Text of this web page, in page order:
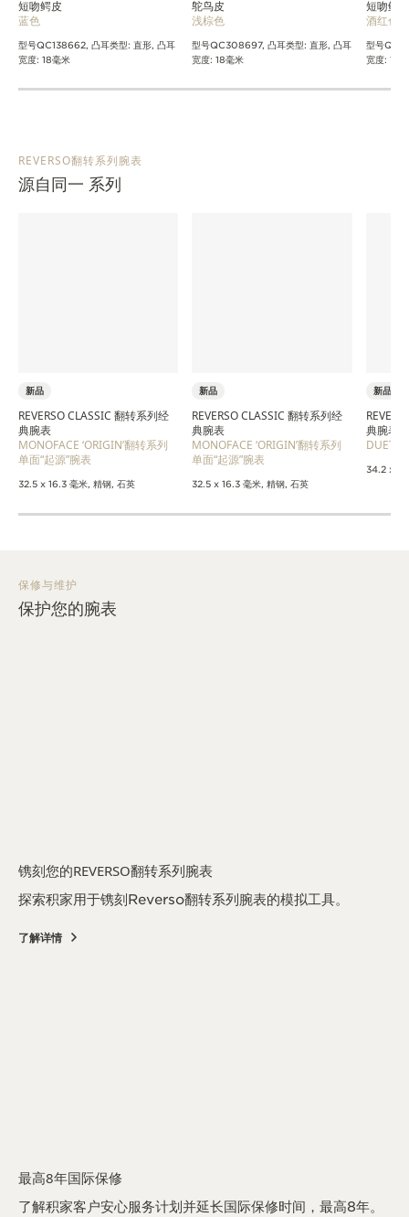
短吻鳄皮
蓝色
型号QC138662, 凸耳类型: 直形, 凸耳
宽度: 18毫米
鸵鸟皮
浅棕色
型号QC308697, 凸耳类型: 直形, 凸耳
宽度: 18毫米
短吻鳄皮
酒红色
型号
宽度: 18
REVERSO翻转系列腕表
源自同一 系列
新品
REVERSO CLASSIC 翻转系列经
典腕表
MONOFACE ‘ORIGIN’翻转系列
单面“起源”腕表
32.5 x 16.3 毫米, 精钢, 石英
新品
REVERSO CLASSIC 翻转系列经
典腕表
MONOFACE ‘ORIGIN’翻转系列
单面“起源”腕表
32.5 x 16.3 毫米, 精钢, 石英
新品
典腕表
34.2 x 21
保修与维护
保护您的腕表
镌刻您的REVERSO翻转系列腕表
探索积家用于镌刻Reverso翻转系列腕表的模拟工具。
了解详情
最高8年国际保修
了解积家客户安心服务计划并延长国际保修时间，最高8年。